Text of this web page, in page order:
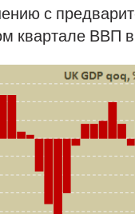
с
квартале ВВП